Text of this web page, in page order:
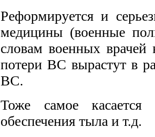
Реформируется и
медицины (военные
словам военных
потери ВС вырастут в
ВС.
Тоже самое
обеспечения тыла и т.д.